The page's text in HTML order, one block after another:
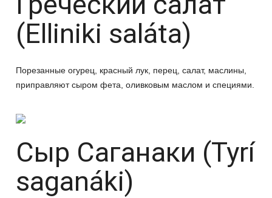
(Elliniki saláta)
Порезанные огурец, красный лук, перец, салат, маслины,
приправляют сыром фета, оливковым маслом и специями.
Сыр Саганаки (Tyrí
saganáki)